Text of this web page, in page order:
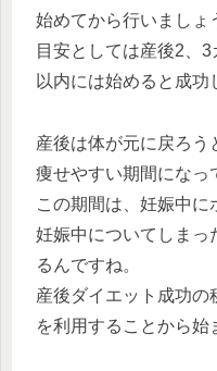
始めてから行いましょ
目安としては産後2、
以内には始めると成功
産後は体が元に戻ろう
痩せやすい期間になっ
この期間は、妊娠中に
妊娠中についてしまっ
るんですね。
産後ダイエット成功の
を利用することから始